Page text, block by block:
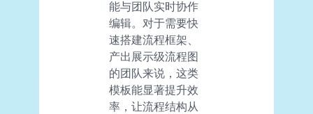
能与团队实时协作
编辑。对于需要快
速搭建流程框架、
产出展示级流程图
的团队来说，这类
模板能显著提升效
率，让流程结构从